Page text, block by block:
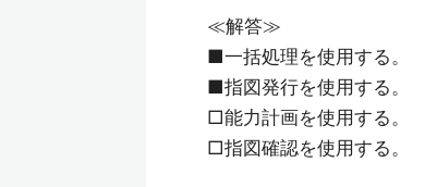
≪解答≫
■一括処理を使用する。
■指図発行を使用する。
□能力計画を使用する。
□指図確認を使用する。